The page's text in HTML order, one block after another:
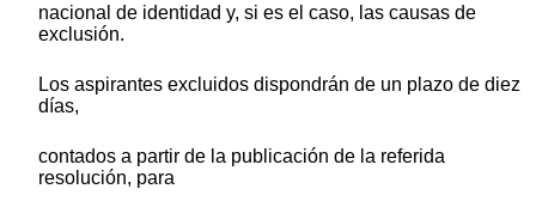
nacional de identidad y, si es el caso, las causas de
exclusión.
Los aspirantes excluidos dispondrán de un plazo de diez
días,
contados a partir de la publicación de la referida
resolución, para